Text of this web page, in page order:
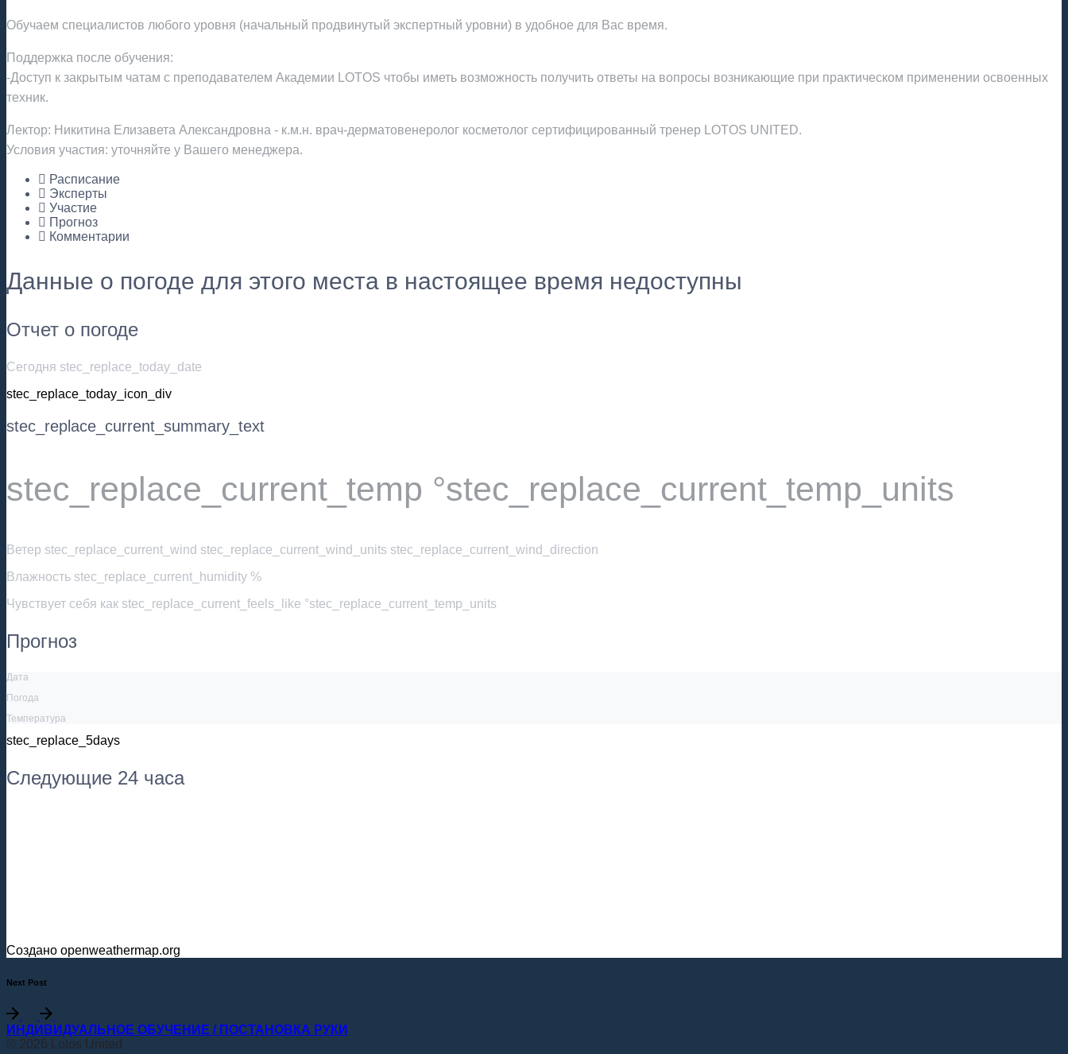
Обучаем специалистов любого уровня (начальный продвинутый экспертный уровни) в удобное для Вас время.
Поддержка после обучения:
-Доступ к закрытым чатам с преподавателем Академии LOTOS чтобы иметь возможность получить ответы на вопросы возникающие при практическом применении освоенных
техник.
Лектор: Никитина Елизавета Александровна - к.м.н. врач-дерматовенеролог косметолог сертифицированный тренер LOTOS UNITED.
Условия участия: уточняйте у Вашего менеджера.
Расписание
Эксперты
Участие
Прогноз
Комментарии
Данные о погоде для этого места в настоящее время недоступны
Отчет о погоде
Сегодня stec_replace_today_date
stec_replace_today_icon_div
stec_replace_current_summary_text
stec_replace_current_temp °stec_replace_current_temp_units
Ветер stec_replace_current_wind stec_replace_current_wind_units stec_replace_current_wind_direction
Влажность stec_replace_current_humidity %
Чувствует себя как stec_replace_current_feels_like °stec_replace_current_temp_units
Прогноз
Дата
Погода
Температура
stec_replace_5days
Следующие 24 часа
Создано openweathermap.org
Next Post
ИНДИВИДУАЛЬНОЕ ОБУЧЕНИЕ / ПОСТАНОВКА РУКИ
© 2026 Lotos United